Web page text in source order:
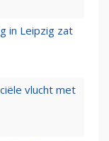
in Leipzig zat
vlucht met